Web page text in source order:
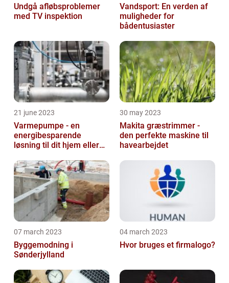
Undgå afløbsproblemer
med TV inspektion
Vandsport: En verden af
muligheder for
bådentusiaster
21 june 2023
Varmepumpe - en
energibesparende
løsning til dit hjem eller
30 may 2023
Makita græstrimmer -
den perfekte maskine til
havearbejdet
07 march 2023
Byggemodning i
Sønderjylland
04 march 2023
Hvor bruges et firmalogo?